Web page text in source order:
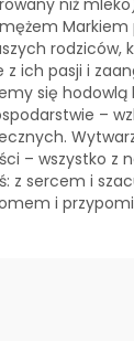
niż
rodziców,
ich pasji i
się
–
– wszystko z
z sercem i
i